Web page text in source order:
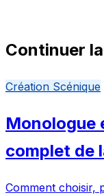
Continuer
Création Scénique
Monologue
complet de
Comment choisir,